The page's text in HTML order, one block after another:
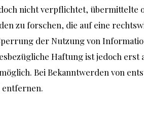
nicht verpflichtet,
zu forschen, die auf eine
der Nutzung von
Haftung ist jedoch
Bei Bekanntwerden von